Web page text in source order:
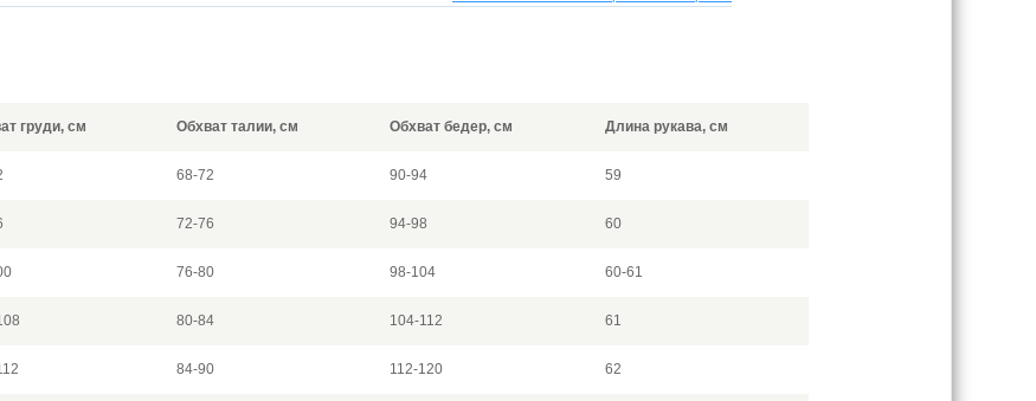
груди, см Обхват талии, см Обхват бедер, см Длина рукава, см
68-72 90-94 59
72-76 94-98 60
76-80 98-104 60-61
80-84 104-112 61
84-90 112-120 62